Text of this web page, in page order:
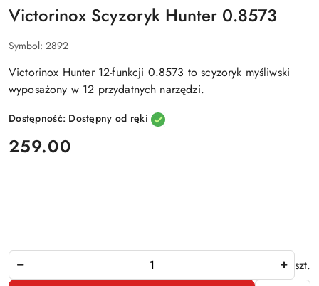
Victorinox Scyzoryk Hunter 0.8573
Symbol: 2892
Victorinox Hunter 12-funkcji 0.8573 toscyzoryk myśliwski
wyposażony w 12 przydatnych narzędzi.
Dostępność: Dostępny od ręki
cena:
259.00
szt.